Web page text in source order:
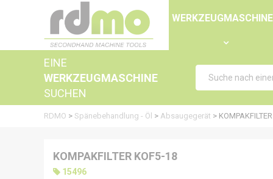
EINE
WERKZEUGMASCHINE
SUCHEN
RDMO > Spänebehandlung - Öl > Absaugegerät >
KOMPAKFILTER KOF5-18
15496